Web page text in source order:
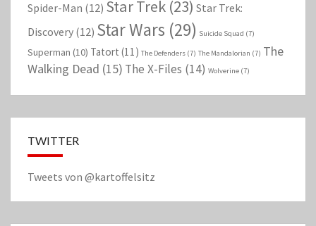
Spider-Man (12) Star Trek (23) Star Trek:
Discovery (12) Star Wars (29) Suicide Squad (7)
Superman (10) Tatort (11) The Defenders (7) The Mandalorian (7) The
Walking Dead (15) The X-Files (14) Wolverine (7)
TWITTER
Tweets von @kartoffelsitz